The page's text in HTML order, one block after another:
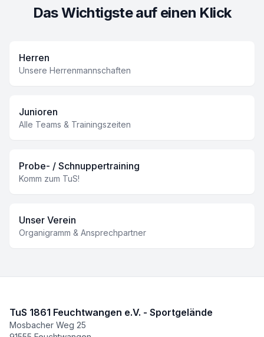
Das Wichtigste auf einen Klick
Herren
Unsere Herrenmannschaften
Junioren
Alle Teams & Trainingszeiten
Probe- / Schnuppertraining
Komm zum TuS!
Unser Verein
Organigramm & Ansprechpartner
TuS 1861 Feuchtwangen e.V. - Sportgelände
Mosbacher Weg 25